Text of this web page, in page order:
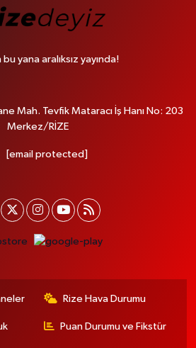
yana aralıksız yayında!
Mah. Tevfik Mataracı İş Hanı No: 203
Merkez/RİZE
[email protected]
Rize Hava Durumu
Puan Durumu ve Fikstür